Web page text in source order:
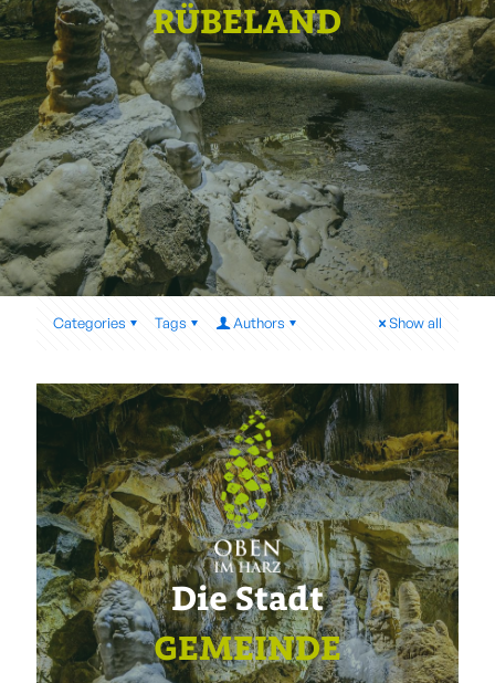
RÜBELAND
Categories Tags Authors Show all
Die Stadt
GEMEINDE